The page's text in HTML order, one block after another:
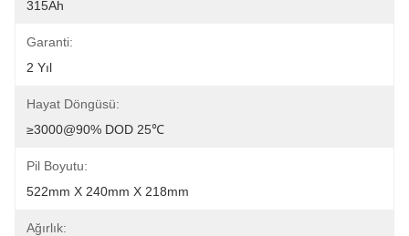
315Ah
Garanti:
2 Yıl
Hayat Döngüsü:
≥3000@90% DOD 25℃
Pil Boyutu:
522mm X 240mm X 218mm
Ağırlık: